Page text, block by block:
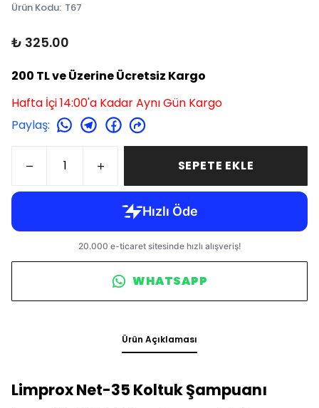
Ürün Kodu: T67
₺ 325.00
200 TL ve Üzerine Ücretsiz Kargo
Hafta İçi 14:00'a Kadar Aynı Gün Kargo
Paylaş:
SEPETE EKLE
WHATSAPP
Ürün Açıklaması
Limprox Net-35 Koltuk Şampuanı